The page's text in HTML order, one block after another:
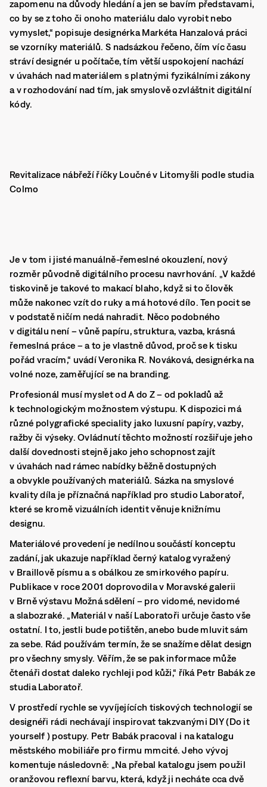
zapomenu na důvody hledání a jen se bavím představami,
co by se z toho či onoho materiálu dalo vyrobit nebo
vymyslet,“ popisuje designérka Markéta Hanzalová práci
se vzorníky materiálů. S nadsázkou řečeno, čím víc času
stráví designér u počítače, tím větší uspokojení nachází
v úvahách nad materiálem s platnými fyzikálními zákony
a v rozhodování nad tím, jak smyslově ozvláštnit digitální
kódy.
Revitalizace nábřeží říčky Loučné v Litomyšli podle studia
Colmo
Je v tom i jisté manuálně-řemeslné okouzlení, nový
rozměr původně digitálního procesu navrhování. „V každé
tiskovině je takové to makací blaho, když si to člověk
může nakonec vzít do ruky a má hotové dílo. Ten pocit se
v podstatě ničím nedá nahradit. Něco podobného
v digitálu není – vůně papíru, struktura, vazba, krásná
řemeslná práce – a to je vlastně důvod, proč se k tisku
pořád vracím,“ uvádí Veronika R. Nováková, designérka na
volné noze, zaměřující se na branding.
Profesionál musí myslet od A do Z – od pokladů až
k technologickým možnostem výstupu. K dispozici má
různé polygrafické speciality jako luxusní papíry, vazby,
ražby či výseky. Ovládnutí těchto možností rozšiřuje jeho
další dovednosti stejně jako jeho schopnost zajít
v úvahách nad rámec nabídky běžně dostupných
a obvykle používaných materiálů. Sázka na smyslové
kvality díla je příznačná například pro studio Laboratoř,
které se kromě vizuálních identit věnuje knižnímu
designu.
Materiálové provedení je nedílnou součástí konceptu
zadání, jak ukazuje například černý katalog vyražený
v Braillově písmu a s obálkou ze smirkového papíru.
Publikace v roce 2001 doprovodila v Moravské galerii
v Brně výstavu Možná sdělení – pro vidomé, nevidomé
a slabozraké. „Materiál v naší Laboratoři určuje často vše
ostatní. I to, jestli bude potištěn, anebo bude mluvit sám
za sebe. Rád používám termín, že se snažíme dělat design
pro všechny smysly. Věřím, že se pak informace může
čtenáři dostat daleko rychleji pod kůži,“ říká Petr Babák ze
studia Laboratoř.
V prostředí rychle se vyvíjejících tiskových technologií se
designéři rádi nechávají inspirovat takzvanými DIY (Do it
yourself ) postupy. Petr Babák pracoval i na katalogu
městského mobiliáře pro firmu mmcité. Jeho vývoj
komentuje následovně: „Na přebal katalogu jsem použil
oranžovou reflexní barvu, která, když ji necháte cca dvě